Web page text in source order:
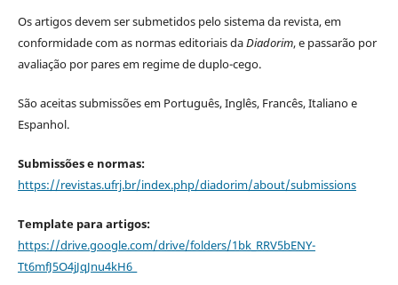
Os artigos devem ser submetidos pelo sistema da revista, em
conformidade com as normas editoriais daDiadorim, e passarão por
avaliação por pares em regime de duplo-cego.
São aceitas submissões em Português, Inglês, Francês, Italiano e
Espanhol.
Submissões e normas:
https://revistas.ufrj.br/index.php/diadorim/about/submissions
Template para artigos:
https://drive.google.com/drive/folders/1bk_RRV5bENY-
Tt6mfJ5O4jJqJnu4kH6_